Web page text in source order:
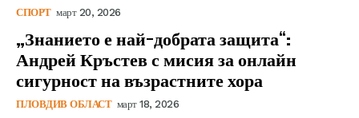
СПОРТ март 20, 2026
„Знанието е най-добрата защита“:
Андрей Кръстев с мисия за онлайн
сигурност на възрастните хора
ПЛОВДИВ ОБЛАСТ март 18, 2026